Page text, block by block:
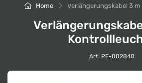
Home Verlängerungskabel 3
Art. PE-002840